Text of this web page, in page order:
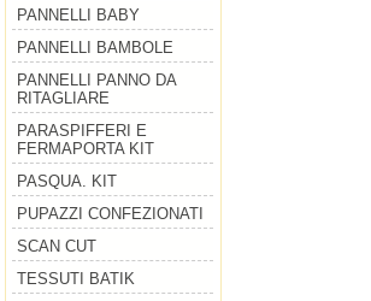
PANNELLI BABY
PANNELLI BAMBOLE
PANNELLI PANNO DA
RITAGLIARE
PARASPIFFERI E
FERMAPORTA KIT
PASQUA. KIT
PUPAZZI CONFEZIONATI
SCAN CUT
TESSUTI BATIK